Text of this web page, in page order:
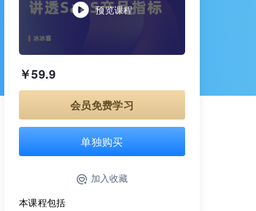
预览课程
￥59.9
会员免费学习
单独购买
加入收藏
本课程包括